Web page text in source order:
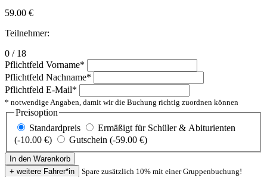
59.00 €
Teilnehmer:
0 / 18
Pflichtfeld Vorname*
Pflichtfeld Nachname*
Pflichtfeld E-Mail*
* notwendige Angaben, damit wir die Buchung richtig zuordnen können
Preisoption
Standardpreis
Ermäßigt für Schüler & Abiturienten
(-10.00 €)
Gutschein (-59.00 €)
Spare zusätzlich 10% mit einer Gruppenbuchung!